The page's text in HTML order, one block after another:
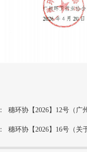
： 穗环协【2026】12号（广州
： 穗环协【2026】16号（关